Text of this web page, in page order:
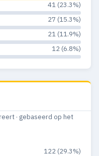
41 (23.3%)
27 (15.3%)
21 (11.9%)
12 (6.8%)
· gebaseerd op het
122 (29.3%)